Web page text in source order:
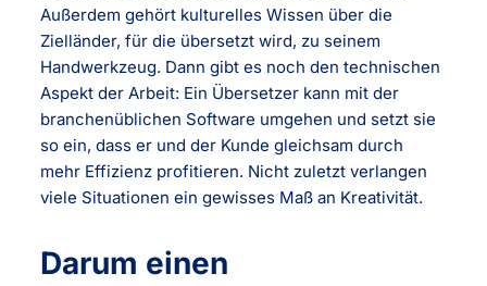
Außerdem gehört kulturelles Wissen über die
Zielländer, für die übersetzt wird, zu seinem
Handwerkzeug. Dann gibt es noch den technischen
Aspekt der Arbeit: Ein Übersetzer kann mit der
branchenüblichen Software umgehen und setzt sie
so ein, dass er und der Kunde gleichsam durch
mehr Effizienz profitieren. Nicht zuletzt verlangen
viele Situationen ein gewisses Maß an Kreativität.
Darum einen